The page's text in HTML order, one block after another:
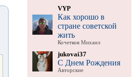
VYP
Как хорошо в
стране советской
жить
Кочетков Михаил
jukovai37
С Днем Рождения
Авторские